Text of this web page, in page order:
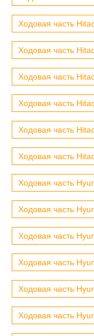
Ходовая часть
Ходовая часть
Ходовая часть
Ходовая часть
Ходовая часть
Ходовая часть
Ходовая часть
Ходовая часть
Ходовая часть
Ходовая часть
Ходовая часть
Ходовая часть